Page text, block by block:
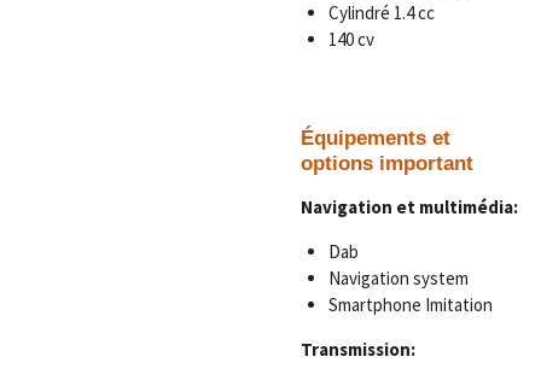
Cylindré 1.4 cc
140 cv
Équipements et
options important
Navigation et multimédia:
Dab
Navigation system
Smartphone Imitation
Transmission: